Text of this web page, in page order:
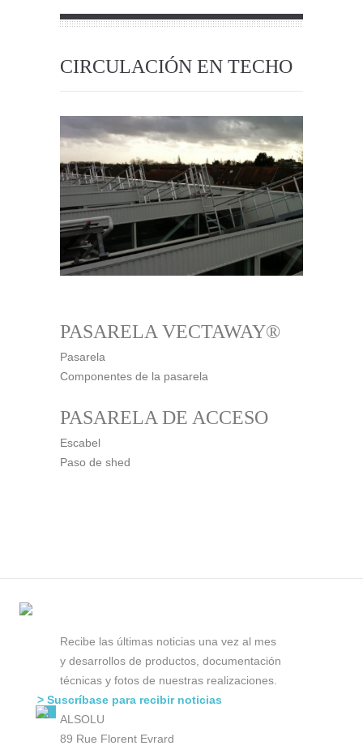
CIRCULACIÓN EN TECHO
PASARELA VECTAWAY®
Pasarela
Componentes de la pasarela
PASARELA DE ACCESO
Escabel
Paso de shed
Recibe las últimas noticias una vez al mes
y desarrollos de productos, documentación
técnicas y fotos de nuestras realizaciones.
> Suscríbase para recibir noticias
ALSOLU
89 Rue Florent Evrard